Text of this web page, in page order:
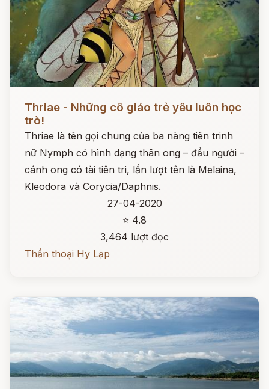
Thriae - Những cô giáo trẻ yêu luôn học
trò!
Thriae là tên gọi chung của ba nàng tiên trinh
nữ Nymph có hình dạng thân ong – đầu người –
cánh ong có tài tiên tri, lần lượt tên là Melaina,
Kleodora và Corycia/Daphnis.
27-04-2020
⭐ 4.8
3,464 lượt đọc
Thần thoại Hy Lạp